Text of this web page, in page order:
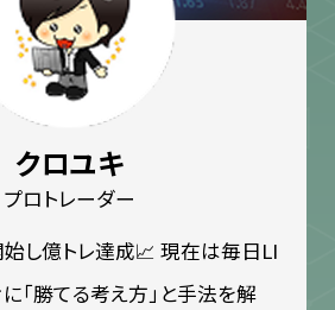
クロユキ
プロトレーダー
し億トレ達成📈 現在は毎日LI
「勝てる考え方」と手法を解